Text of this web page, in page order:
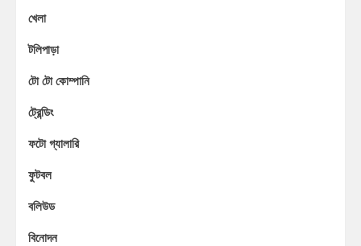
খেলা
টলিপাড়া
টো টো কোম্পানি
ট্রেন্ডিং
ফটো গ্যালারি
ফুটবল
বলিউড
বিনোদন